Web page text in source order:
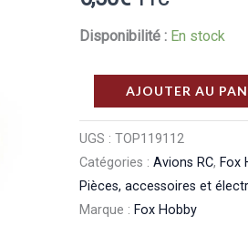
Disponibilité : En stock
quantité
de
Fox
Hobby
Prop
Adaptor
AJOUTER AU
UGS :TOP119112
Catégories :Avions RC, Fox
Pièces, accessoires et
Marque : Fox Hobby